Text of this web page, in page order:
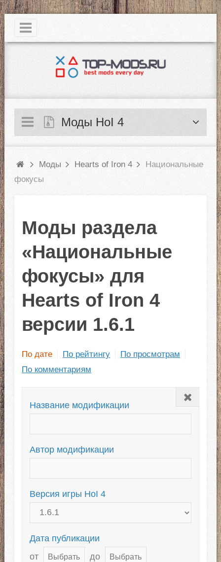
|
Моды HoI 4
Моды Hearts of Iron 4
Национальные
фокусы
Моды раздела
«Национальные
фокусы» для
Hearts of Iron 4
версии 1.6.1
По дате По рейтингу
По просмотрам
По комментариям
Закрыть
Название модификации
Автор модификации
Версия игры HoI 4
Дата публикации
от
до